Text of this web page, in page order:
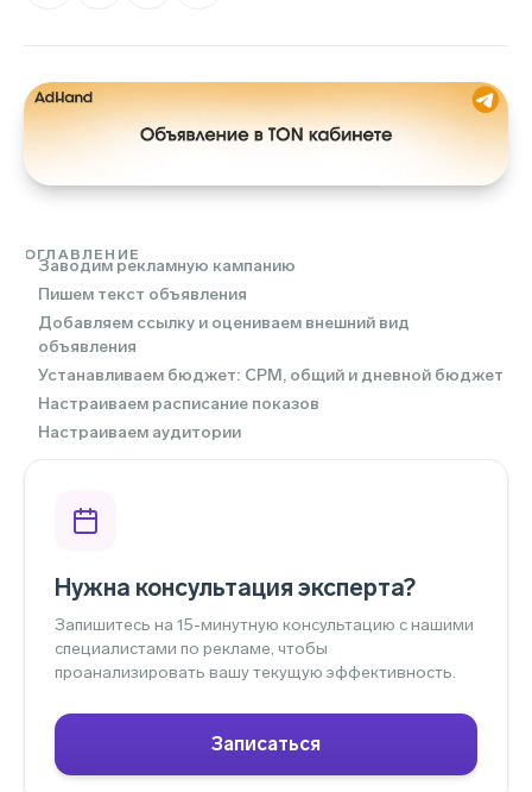
ОГЛАВЛЕНИЕ
Заводим рекламную кампанию
Пишем текст объявления
Добавляем ссылку и оцениваем внешний вид
объявления
Устанавливаем бюджет: CPM, общий и дневной бюджет
Настраиваем расписание показов
Настраиваем аудитории
Нужна консультация эксперта?
Запишитесь на 15-минутную консультацию с нашими
специалистами по рекламе, чтобы
проанализировать вашу текущую эффективность.
Записаться